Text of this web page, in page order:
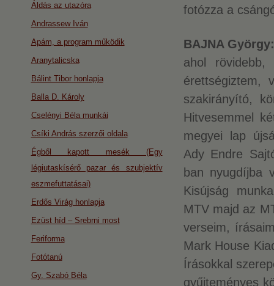
fotózza a
BAJNA
ahol
érettségiztem,
szakirányító,
Hitvesemmel
megyei lap
Ady Endre
ban nyugdíjba
Kisújság
MTV majd az
verseim,
Mark House
Írásokkal
gyűjteményes
Áldás az utazóra
Andrassew Iván
Apám, a program működik
Aranytalicska
Bálint Tibor honlapja
Balla D. Károly
Cselényi Béla munkái
Csíki András szerzői oldala
Égből kapott mesék (Egy
légiutaskísérő pazar és szubjektív
eszmefuttatásai)
Erdős Virág honlapja
Ezüst híd – Srebrni most
Feriforma
Fotótanú
Gy. Szabó Béla